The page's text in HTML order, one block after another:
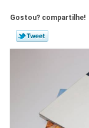
Gostou? compartilhe!